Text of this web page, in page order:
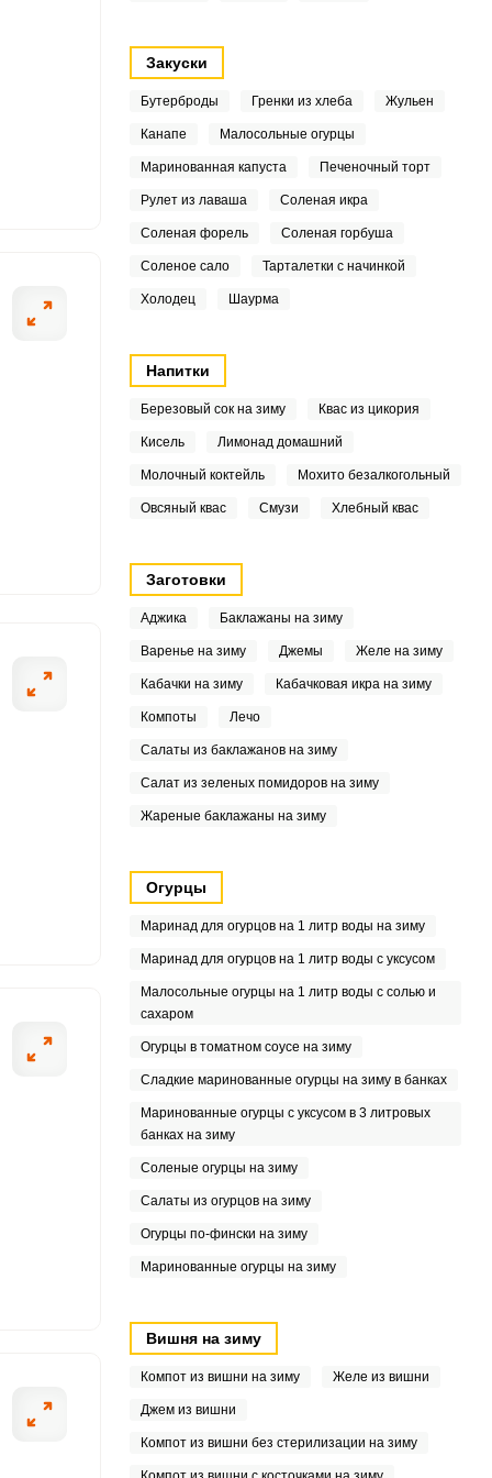
Закуски
Бутерброды Гренки из хлеба Жульен
Канапе Малосольные огурцы
Маринованная капуста Печеночный торт
Рулет из лаваша Соленая икра
Соленая форель Соленая горбуша
Соленое сало Тарталетки с начинкой
Холодец Шаурма
Напитки
Березовый сок на зиму Квас из цикория
Кисель Лимонад домашний
Молочный коктейль Мохито безалкогольный
Овсяный квас Смузи Хлебный квас
Заготовки
Аджика Баклажаны на зиму
Варенье на зиму Джемы Желе на зиму
Кабачки на зиму Кабачковая икра на зиму
Компоты Лечо
Салаты из баклажанов на зиму
Салат из зеленых помидоров на зиму
Жареные баклажаны на зиму
Огурцы
Маринад для огурцов на 1 литр воды на зиму
Маринад для огурцов на 1 литр воды с уксусом
Малосольные огурцы на 1 литр воды с солью и
сахаром
Огурцы в томатном соусе на зиму
Сладкие маринованные огурцы на зиму в банках
Маринованные огурцы с уксусом в 3 литровых
банках на зиму
Соленые огурцы на зиму
Салаты из огурцов на зиму
Огурцы по-фински на зиму
Маринованные огурцы на зиму
Вишня на зиму
Компот из вишни на зиму Желе из вишни
Джем из вишни
Компот из вишни без стерилизации на зиму
для